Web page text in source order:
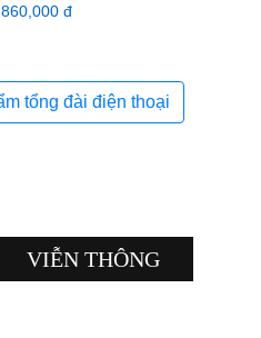
đ
tổng đài điện thoại
VIỄN THÔNG